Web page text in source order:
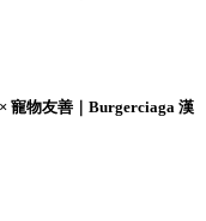
寵物友善｜Burgerciaga 漢